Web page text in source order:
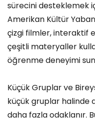
sürecini desteklemek
Amerikan Kültür
çizgi filmler, interaktif
çeşitli materyaller
öğrenme deneyimi
Küçük Gruplar ve
küçük gruplar halinde
daha fazla odaklanır.